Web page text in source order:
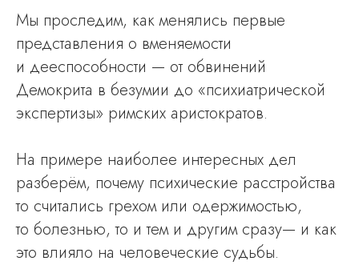
Мы проследим, как менялись первые
представления о вменяемости
и дееспособности — от обвинений
Демокрита в безумии до «психиатрической
экспертизы» римских аристократов.
На примере наиболее интересных дел
разберём, почему психические расстройства
то считались грехом или одержимостью,
то болезнью, то и тем и другим сразу— и как
это влияло на человеческие судьбы.